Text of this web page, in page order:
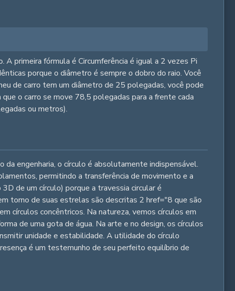
primeira fórmula é Circumferência é igual a 2 vezes Pi
porque o diâmetro é sempre o dobro do raio. Você
de carro tem um diâmetro de 25 polegadas, você pode
o carro se move 78,5 polegadas para a frente cada
ou metros).
engenharia, o círculo é absolutamente indispensável.
permitindo a transferência de movimento e a
de um círculo) porque a travessia circular é
torno de suas estrelas são descritas 2 href="8 que são
círculos concêntricos. Na natureza, vemos círculos em
de uma gota de água. Na arte e no design, os círculos
unidade e estabilidade. A utilidade do círculo
é um testemunho de seu perfeito equilíbrio de